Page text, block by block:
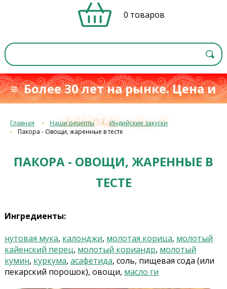
0 товаров
≡ Более 30 лет на рынке. Цена и
качествос 1993 г.≡
Главная Наши рецепты
Индийские закуски
Пакора - Овощи, жаренные в тесте
ПАКОРА - ОВОЩИ, ЖАРЕННЫЕ В
ТЕСТЕ
Ингредиенты:
нутовая мука, калонджи, молотая корица, молотый
кайенский перец, молотый кориандр, молотый
кумин, куркума, асафетида, соль, пищевая сода (или
пекарский порошок), овощи, масло ги